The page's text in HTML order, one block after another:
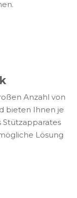
Anzahl von
bieten Ihnen je
Stützapparates
Lösung